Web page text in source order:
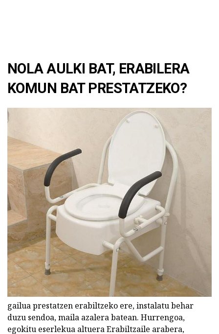
NOLA AULKI BAT, ERABILERA
KOMUN BAT PRESTATZEKO?
gailua prestatzen erabiltzeko ere, instalatu behar
duzu sendoa, maila azalera batean. Hurrengoa,
egokitu eserlekua altuera Erabiltzaile arabera,